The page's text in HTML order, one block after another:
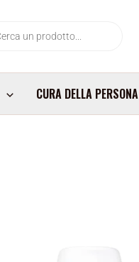
CURA DELLA PERSONA